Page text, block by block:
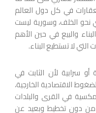
في كل دول العالم
الخلف، وسورية ليست
والبيع في حين الأهم
التي لا تستطيع البناء.
سرابية لأن الثابت في
الاقتصادية الخارجية،
في القرى والبلدات
من دون تخطيط وبعيد عن